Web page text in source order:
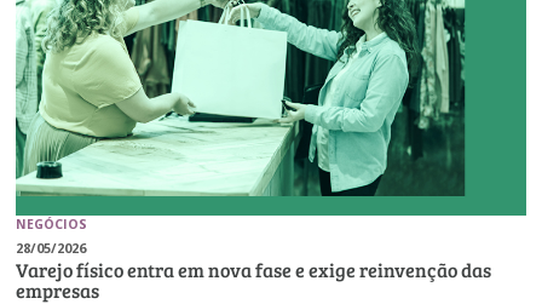
NEGÓCIOS
28/05/2026
Varejo físico entra em nova fase e exige reinvenção das
empresas